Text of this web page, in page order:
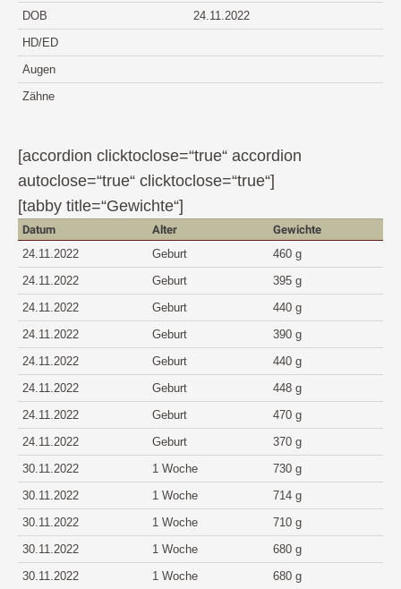
DOB
24.11.2022
HD/ED
Augen
Zähne
[accordion clicktoclose=“true“ accordion
autoclose=“true“ clicktoclose=“true“]
[tabby title=“Gewichte“]
Datum Alter
Gewichte
24.11.2022
Geburt
460 g
24.11.2022
Geburt
395 g
24.11.2022
Geburt
440 g
24.11.2022
Geburt
390 g
24.11.2022
Geburt
440 g
24.11.2022
Geburt
448 g
24.11.2022
Geburt
470 g
24.11.2022
Geburt
370 g
30.11.2022
1 Woche
730 g
30.11.2022
1 Woche
714 g
30.11.2022
1 Woche
710 g
30.11.2022
1 Woche
680 g
30.11.2022
1 Woche 680 g